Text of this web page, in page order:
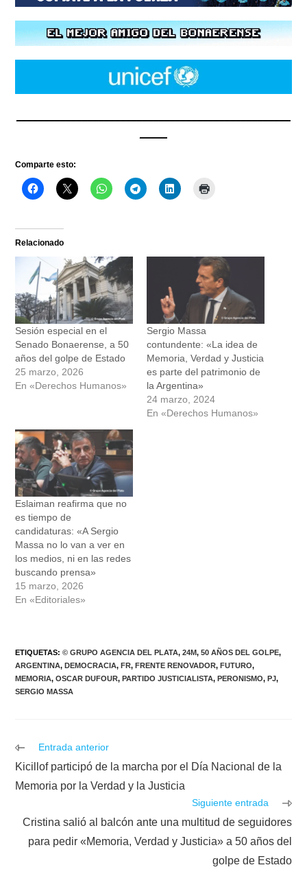
Comparte esto:
Relacionado
Sesión especial en el
Senado Bonaerense, a 50
años del golpe de Estado
25 marzo, 2026
En «Derechos Humanos»
Sergio Massa
contundente: «La idea de
Memoria, Verdad y Justicia
es parte del patrimonio de
la Argentina»
24 marzo, 2024
En «Derechos Humanos»
Eslaiman reafirma que no
es tiempo de
candidaturas: «A Sergio
Massa no lo van a ver en
los medios, ni en las redes
buscando prensa»
15 marzo, 2026
En «Editoriales»
ETIQUETAS:© GRUPO AGENCIA DEL PLATA, 24M, 50 AÑOS DEL GOLPE,
ARGENTINA, DEMOCRACIA, FR, FRENTE RENOVADOR, FUTURO,
MEMORIA, OSCAR DUFOUR, PARTIDO JUSTICIALISTA, PERONISMO, PJ,
SERGIO MASSA
Leer
artículos
Entrada anterior
Kicillof participó de la marcha por el Día Nacional de la
Memoria por la Verdad y la Justicia
Siguiente entrada
Cristina salió al balcón ante una multitud de seguidores
para pedir «Memoria, Verdad y Justicia» a 50 años del
golpe de Estado